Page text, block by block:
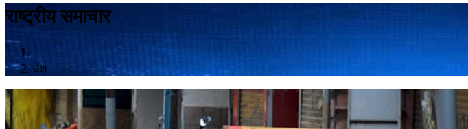
राष्ट्रीय समाचार
देश